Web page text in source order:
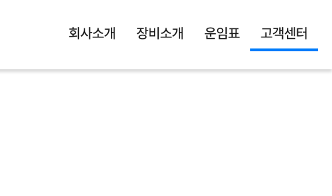
회사소개 장비소개 운임표 고객센터